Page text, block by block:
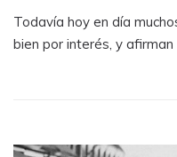
Todavía hoy en día
bien por interés, y afirman